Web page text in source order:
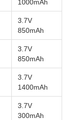
1000mAh
3.7V
850mAh
3.7V
850mAh
3.7V
1400mAh
3.7V
300mAh